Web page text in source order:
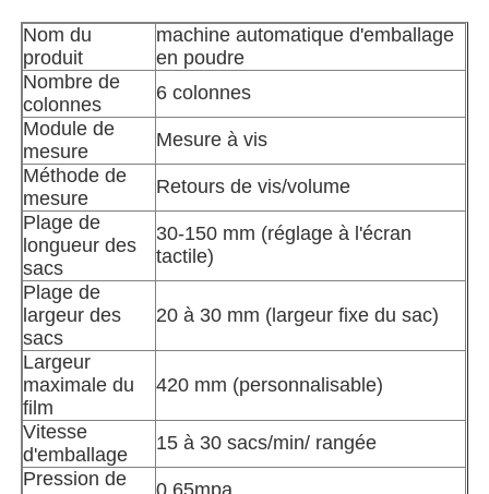
Machine d'emballage de poudre
Autre appareil
Services de transformation des emballages
Matériau d'emballage
Ligne de production spécialisée
Nom du
produit
machine automatique d'emballage
en poudre
Nombre de
colonnes
6 colonnes
Module de
mesure
Mesure à vis
Méthode de
mesure
Retours de vis/volume
Plage de
longueur des
sacs
30-150 mm (réglage à l'écran
tactile)
Plage de
largeur des
sacs
20 à 30 mm (largeur fixe du sac)
Largeur
maximale du
film
420 mm (personnalisable)
Vitesse
d'emballage
15 à 30 sacs/min/ rangée
Pression de
0.65mpa